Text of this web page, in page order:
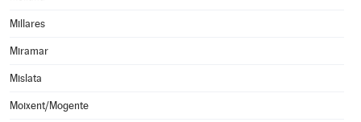
Millares
Miramar
Mislata
Moixent/Mogente